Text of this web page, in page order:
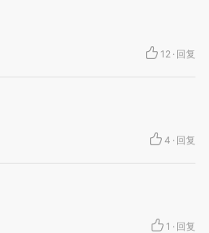
12 · 回复
4 · 回复
1 · 回复